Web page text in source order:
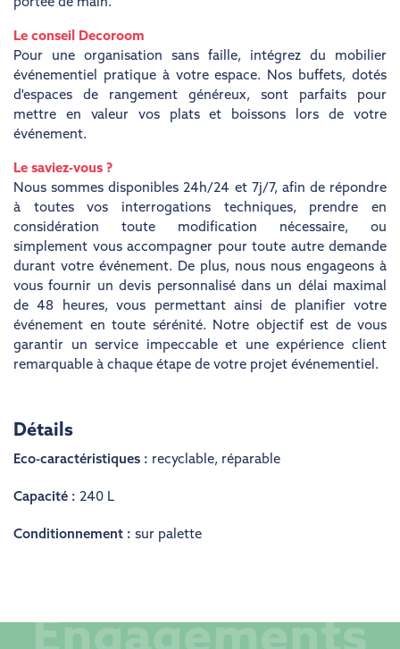
portée de main.
Le conseil Decoroom
Pour une organisation sans faille, intégrez du mobilier
événementiel pratique à votre espace. Nos buffets, dotés
d'espaces de rangement généreux, sont parfaits pour
mettre en valeur vos plats et boissons lors de votre
événement.
Le saviez-vous ?
Nous sommes disponibles 24h/24 et 7j/7, afin de répondre
à toutes vos interrogations techniques, prendre en
considération toute modification nécessaire, ou
simplement vous accompagner pour toute autre demande
durant votre événement. De plus, nous nous engageons à
vous fournir un devis personnalisé dans un délai maximal
de 48 heures, vous permettant ainsi de planifier votre
événement en toute sérénité. Notre objectif est de vous
garantir un service impeccable et une expérience client
remarquable à chaque étape de votre projet événementiel.
Détails
Eco-caractéristiques : recyclable, réparable
Capacité : 240 L
Conditionnement : sur palette